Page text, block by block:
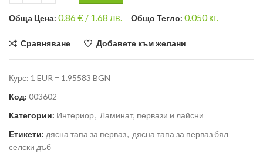
Общa Цена: 0.86€ / 1.68 лв. Общо Тегло: 0.050кг.
Сравняване Добавете към желани
Курс: 1 EUR = 1.95583 BGN
Код: 003602
Категории: Интериор, Ламинат, первази и лайсни
Етикети: дясна тапа за перваз, дясна тапа за перваз бял
селски дъб